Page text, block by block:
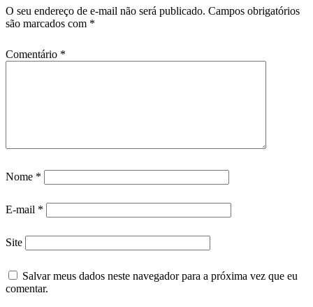
O seu endereço de e-mail não será publicado. Campos obrigatórios
são marcados com *
Comentário *
Nome *
E-mail *
Site
Salvar meus dados neste navegador para a próxima vez que eu
comentar.